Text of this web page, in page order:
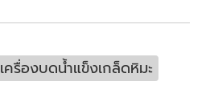
เครื่องบดน้ำแข็งเกล็ดหิมะ